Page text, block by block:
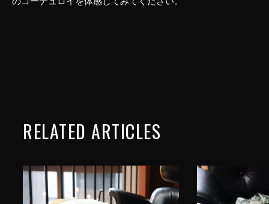
RELATED ARTICLES